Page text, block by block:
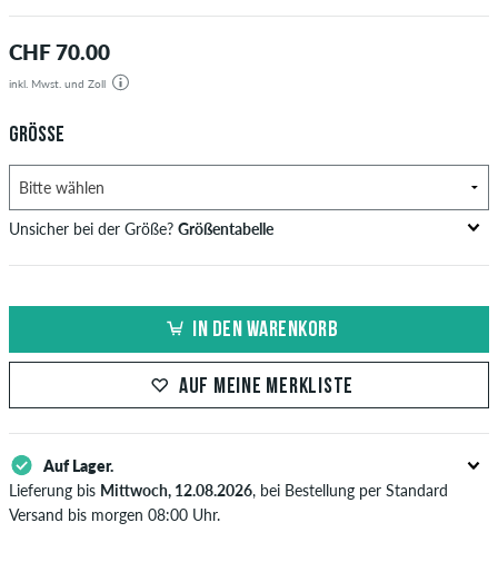
CHF 70.00
inkl. Mwst. und Zoll
GRÖSSE
Unsicher bei der Größe? Größentabelle
66-69
71-73,5
M 32-33
L 34
IN DEN WARENKORB
AUF MEINE MERKLISTE
Auf Lager.
Lieferung bis Mittwoch, 12.08.2026, bei Bestellung per Standard
Versand bis morgen 08:00 Uhr.